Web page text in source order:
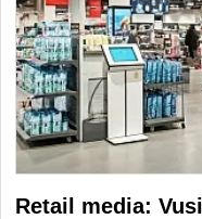
Retail media: